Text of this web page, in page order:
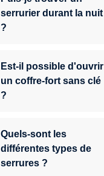
serrurier durant la nuit
?
Est-il possible d'ouvrir
un coffre-fort sans clé
?
Quels-sont les
différentes types de
serrures ?